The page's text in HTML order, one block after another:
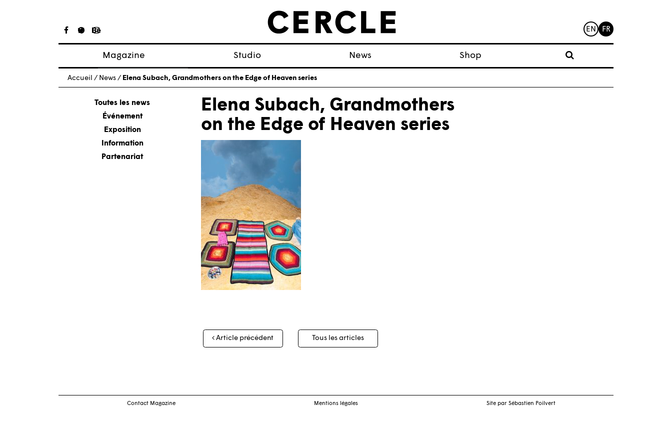
EN FR
Magazine
Articles
À propos
Numéros
Studio News Shop
Accueil / News / Elena Subach, Grandmothers on the Edge of Heaven series
Toutes les news
Événement
Exposition
Information
Partenariat
Elena Subach, Grandmothers
on the Edge of Heaven series
Navigation
des
Article précédent Tous les articles
Contact Magazine Mentions légales Site par Sébastien Poilvert